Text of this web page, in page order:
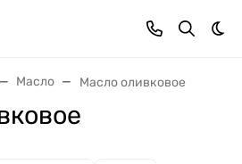
Масло Масло оливковое